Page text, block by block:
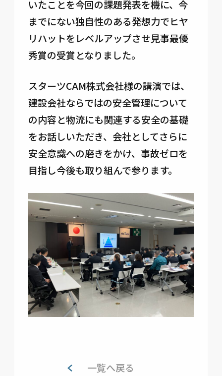
いたことを今回の課題発表を機に、今
までにない独自性のある発想力でヒヤ
リハットをレベルアップさせ見事最優
秀賞の受賞となりました。
スターツCAM株式会社様の講演では、
建設会社ならではの安全管理について
の内容と物流にも関連する安全の基礎
をお話しいただき、会社としてさらに
安全意識への磨きをかけ、事故ゼロを
目指し今後も取り組んで参ります。
一覧へ戻る